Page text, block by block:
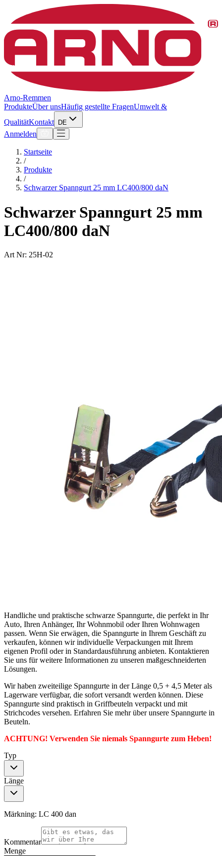
Arno-Remmen
ProdukteÜber unsHäufig gestellte FragenUmwelt &
QualitätKontakt DE
Anmelden
Startseite
/
Produkte
/
Schwarzer Spanngurt 25 mm LC400/800 daN
Schwarzer Spanngurt 25 mm
LC400/800 daN
Art Nr: 25H-02
Handliche und praktische schwarze Spanngurte, die perfekt in Ihr
Auto, Ihren Anhänger, Ihr Wohnmobil oder Ihren Wohnwagen
passen. Wenn Sie erwägen, die Spanngurte in Ihrem Geschäft zu
verkaufen, können wir individuelle Verpackungen mit Ihrem
eigenen Profil oder in Standardausführung anbieten. Kontaktieren
Sie uns für weitere Informationen zu unseren maßgeschneiderten
Lösungen.
Wir haben zweiteilige Spanngurte in der Länge 0,5 + 4,5 Meter als
Lagerware verfügbar, die sofort versandt werden können. Diese
Spanngurte sind praktisch in Griffbeuteln verpackt und mit
Strichcodes versehen. Erfahren Sie mehr über unsere Spanngurte in
Beuteln.
ACHTUNG! Verwenden Sie niemals Spanngurte zum Heben!
Typ
Länge
Märkning: LC 400 dan
Kommentar
Menge